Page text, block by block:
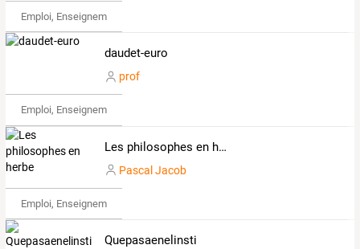
Emploi, Enseignement & Etudes
daudet-euro
prof
Emploi, Enseignement & Etudes
Les philosophes en herbe
Pascal Jacob
Emploi, Enseignement & Etudes
Quepasaenelinsti